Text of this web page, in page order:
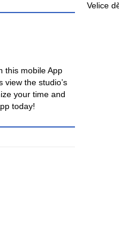
this mobile App
the studio’s
your time and
today!
Velice